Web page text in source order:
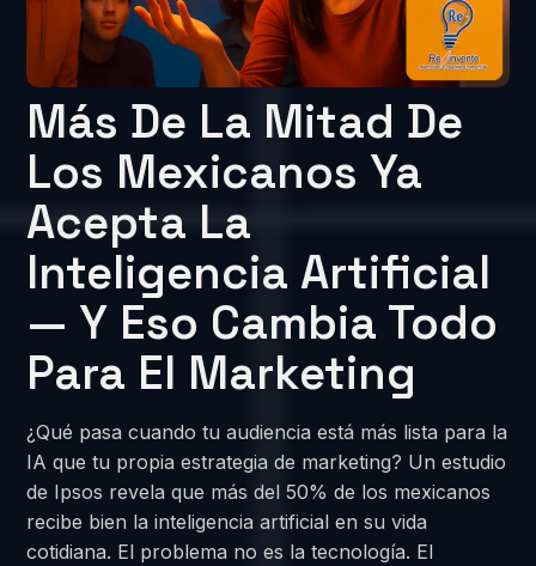
Más De La Mitad De
Los Mexicanos Ya
Acepta La
Inteligencia Artificial
— Y Eso Cambia Todo
Para El Marketing
¿Qué pasa cuando tu audiencia está más lista para la
IA que tu propia estrategia de marketing? Un estudio
de Ipsos revela que más del 50% de los mexicanos
recibe bien la inteligencia artificial en su vida
cotidiana. El problema no es la tecnología. El